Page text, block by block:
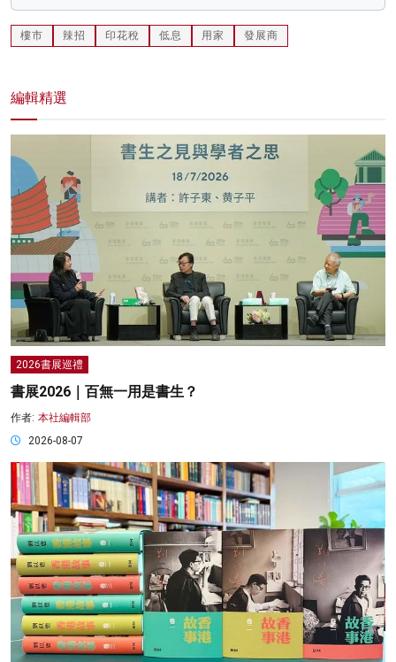
樓市 辣招 印花稅 低息 用家 發展商
編輯精選
2026書展巡禮
書展2026｜百無一用是書生？
作者: 本社編輯部
2026-08-07